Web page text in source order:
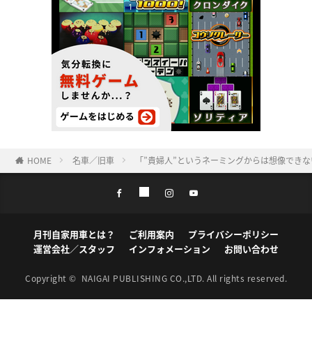
HOME 名車／旧車 「”貴婦人”というネーミングからは想像でき
月刊自家用車とは？ ご利用案内
プライバシーポリシー
運営会社／スタッフ
インフォメーション お問い合わせ
Copyright © NAIGAI PUBLISHING CO.,LTD. All rights reserved.